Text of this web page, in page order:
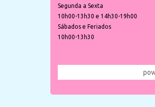
Segunda a Sexta
10h00-13h30 e 14h30-19h00
Sábados e Feriados
10h00-13h30